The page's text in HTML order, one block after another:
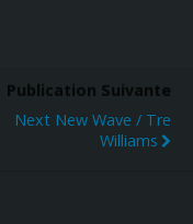
Publication Suivante
Next New Wave / Tre
Williams